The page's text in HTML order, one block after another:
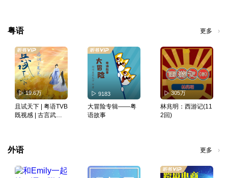
粤语 更多
19.6万
且试天下 | 粤语TVB
既视感 | 古言武侠
9183
大冒险专辑——粤
语故事
305万
林兆明：西游记(11
2回)
外语 更多